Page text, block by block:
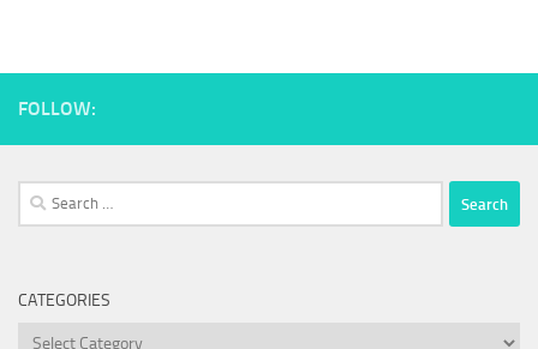
FOLLOW:
Search
for:
CATEGORIES
Categories